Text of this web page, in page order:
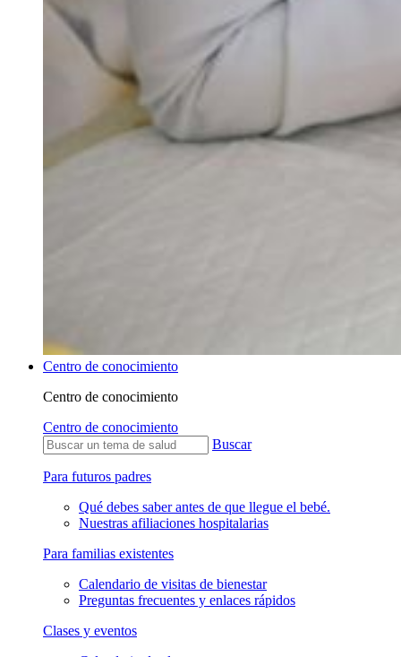
Centro de conocimiento
Centro de conocimiento
Centro de conocimiento
Buscar
Para futuros padres
Qué debes saber antes de que llegue el bebé.
Nuestras afiliaciones hospitalarias
Para familias existentes
Calendario de visitas de bienestar
Preguntas frecuentes y enlaces rápidos
Clases y eventos